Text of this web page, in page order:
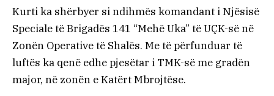
Kurti ka shërbyer si ndihmës komandant i Njësisë
Speciale të Brigadës 141 “Mehë Uka” të UÇK-së në
Zonën Operative të Shalës. Me të përfunduar të
luftës ka qenë edhe pjesëtar i TMK-së me gradën
major, në zonën e Katërt Mbrojtëse.